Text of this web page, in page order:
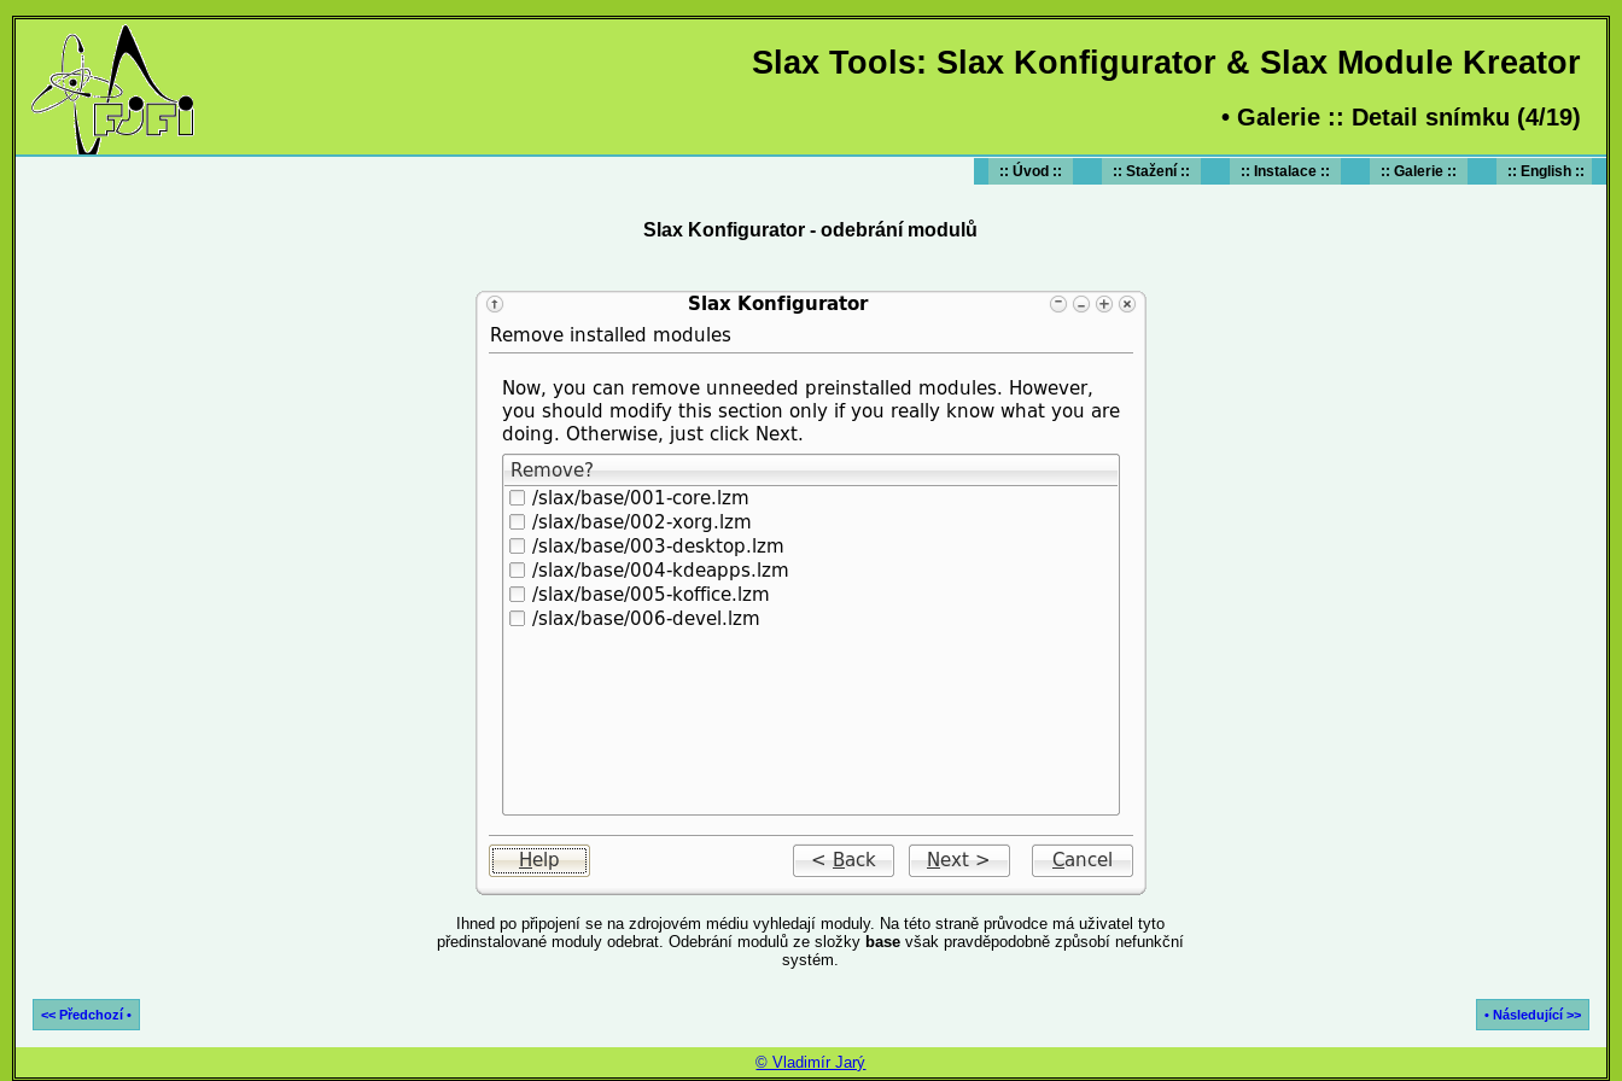
Slax Tools: Slax Konfigurator & Slax Module Kreator
• Galerie :: Detail snímku (4/19)
:: Úvod :: :: Stažení :: :: Instalace :: :: Galerie :: :: English ::
Slax Konfigurator - odebrání modulů
Ihned po připojení se na zdrojovém médiu vyhledají moduly. Na této straně průvodce má uživatel tyto
předinstalované moduly odebrat. Odebrání modulů ze složky base však pravděpodobně způsobí nefunkční
systém.
<< Předchozí • • Následující >>
© Vladimír Jarý